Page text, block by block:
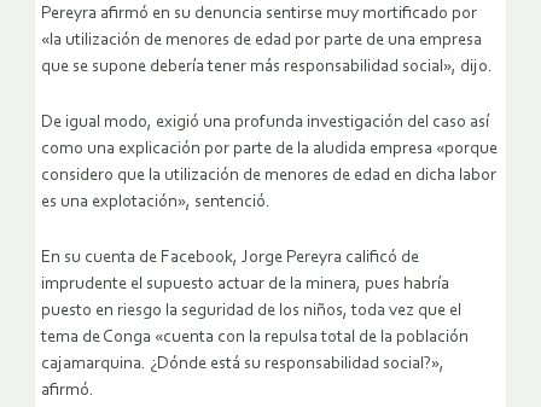
Pereyra afirmó en su denuncia sentirse muy mortificado por
«la utilización de menores de edad por parte de una empresa
que se supone debería tener más responsabilidad social», dijo.
De igual modo, exigió una profunda investigación del caso así
como una explicación por parte de la aludida empresa «porque
considero que la utilización de menores de edad en dicha labor
es una explotación», sentenció.
En su cuenta de Facebook, Jorge Pereyra calificó de
imprudente el supuesto actuar de la minera, pues habría
puesto en riesgo la seguridad de los niños, toda vez que el
tema de Conga «cuenta con la repulsa total de la población
cajamarquina. ¿Dónde está su responsabilidad social?»,
afirmó.